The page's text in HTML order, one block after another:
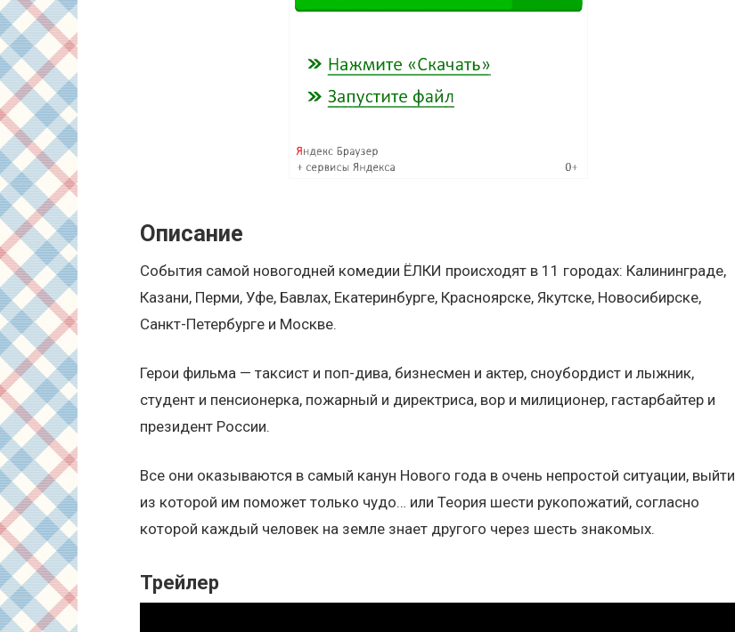
Описание
События самой новогодней комедии ЁЛКИ происходят в 11 городах: Калининграде,
Казани, Перми, Уфе, Бавлах, Екатеринбурге, Красноярске, Якутске, Новосибирске,
Санкт-Петербурге и Москве.
Герои фильма — таксист и поп-дива, бизнесмен и актер, сноубордист и лыжник,
студент и пенсионерка, пожарный и директриса, вор и милиционер, гастарбайтер и
президент России.
Все они оказываются в самый канун Нового года в очень непростой ситуации, выйти
из которой им поможет только чудо… или Теория шести рукопожатий, согласно
которой каждый человек на земле знает другого через шесть знакомых.
Трейлер